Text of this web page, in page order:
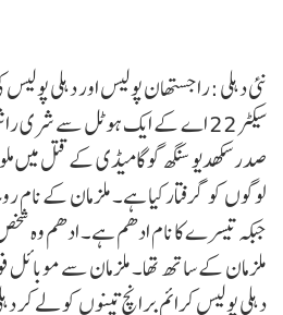
نئی دہلی :راجستھان پولیس اور دہلی
سیکٹر 22 اے کے ایک ہوٹل سے شری
صدر سکھدیو سنگھ گوگامیڈی کے قتل
لوگوں کو گرفتار کیا ہے۔ ملزمان کے نام
جبکہ تیسرے کا نام ادھم ہے۔ ادھم وہ
ملزمان کے ساتھ تھا۔ ملزمان سے موبائل
دہلی پولیس کرائم برانچ تینوں کو لے کر